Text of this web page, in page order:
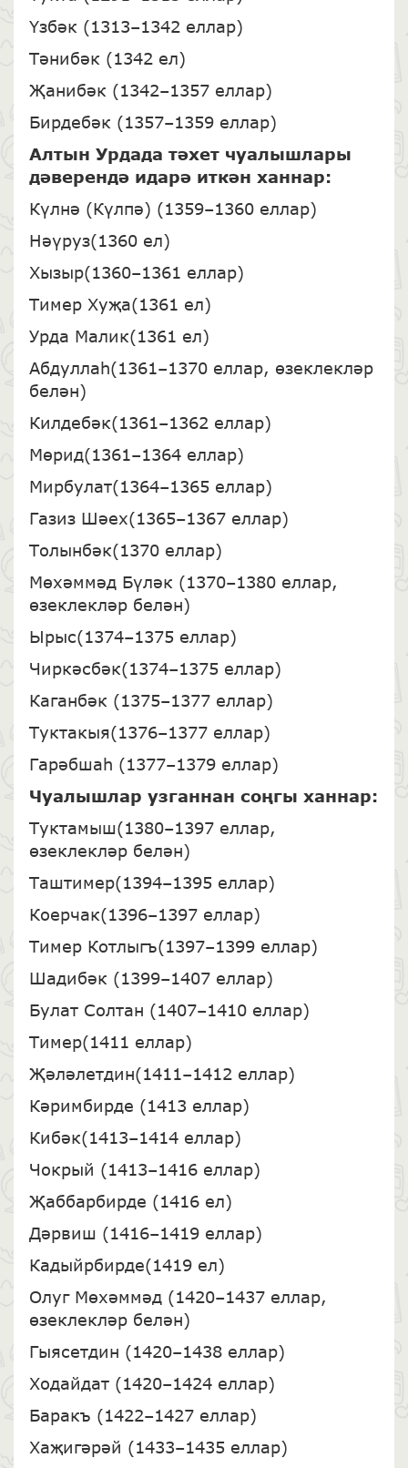
Үзбәк (1313–1342 еллар)
Тәнибәк (1342 ел)
Җанибәк (1342–1357 еллар)
Бирдебәк (1357–1359 еллар)
Алтын Урдада тәхет чуалышлары
дәверендә идарә иткән ханнар:
Күлнә (Күлпә) (1359–1360 еллар)
Нәүруз(1360 ел)
Хызыр(1360–1361 еллар)
Тимер Хуҗа(1361 ел)
Урда Малик(1361 ел)
Абдуллаһ(1361–1370 еллар, өзеклекләр
белән)
Килдебәк(1361–1362 еллар)
Мөрид(1361–1364 еллар)
Мирбулат(1364–1365 еллар)
Газиз Шәех(1365–1367 еллар)
Толынбәк(1370 еллар)
Мөхәммәд Бүләк (1370–1380 еллар,
өзеклекләр белән)
Ырыс(1374–1375 еллар)
Чиркәсбәк(1374–1375 еллар)
Каганбәк (1375–1377 еллар)
Туктакыя(1376–1377 еллар)
Гарәбшаһ (1377–1379 еллар)
Чуалышлар узганнан соңгы ханнар:
Туктамыш(1380–1397 еллар,
өзеклекләр белән)
Таштимер(1394–1395 еллар)
Коерчак(1396–1397 еллар)
Тимер Котлыгъ(1397–1399 еллар)
Шадибәк (1399–1407 еллар)
Булат Солтан (1407–1410 еллар)
Тимер(1411 еллар)
Җәләлетдин(1411–1412 еллар)
Кәримбирде (1413 еллар)
Кибәк(1413–1414 еллар)
Чокрый (1413–1416 еллар)
Җаббарбирде (1416 ел)
Дәрвиш (1416–1419 еллар)
Кадыйрбирде(1419 ел)
Олуг Мөхәммәд (1420–1437 еллар,
өзеклекләр белән)
Гыясетдин (1420–1438 еллар)
Ходайдат (1420–1424 еллар)
Баракъ (1422–1427 еллар)
Хаҗигәрәй (1433–1435 еллар)